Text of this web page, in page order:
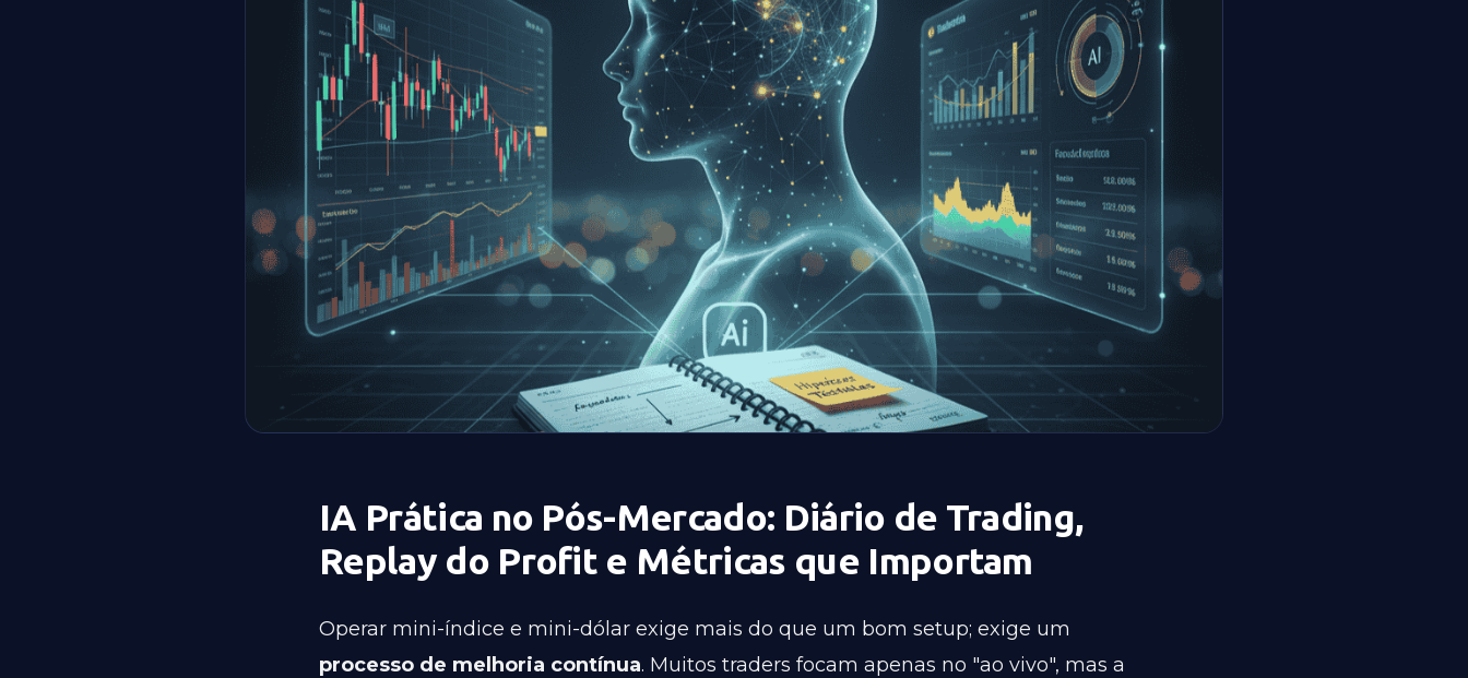
IA Prática no Pós-Mercado: Diário de Trading,
Replay do Profit e Métricas que Importam
Operar mini-índice e mini-dólar exige mais do que um bom setup; exige um
processo de melhoria contínua. Muitos traders focam apenas no "ao vivo", mas a